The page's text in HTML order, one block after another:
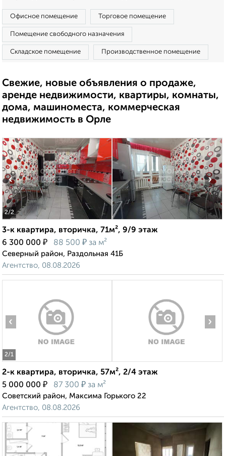
Офисное помещение Торговое помещение
Помещение свободного назначения
Складское помещение Производственное помещение
Свежие, новые объявления о продаже,
аренде недвижимости, квартиры, комнаты,
дома, машиноместа, коммерческая
недвижимость в Орле
2/2
‹ ›
3-к квартира, вторичка, 71м², 9/9 этаж
6 300 000 ₽ 88 500 ₽ за м²
Северный район, Раздольная 41Б
Агентство, 08.08.2026
2/1
‹ ›
2-к квартира, вторичка, 57м², 2/4 этаж
5 000 000 ₽ 87 300 ₽ за м²
Советский район, Максима Горького 22
Агентство, 08.08.2026